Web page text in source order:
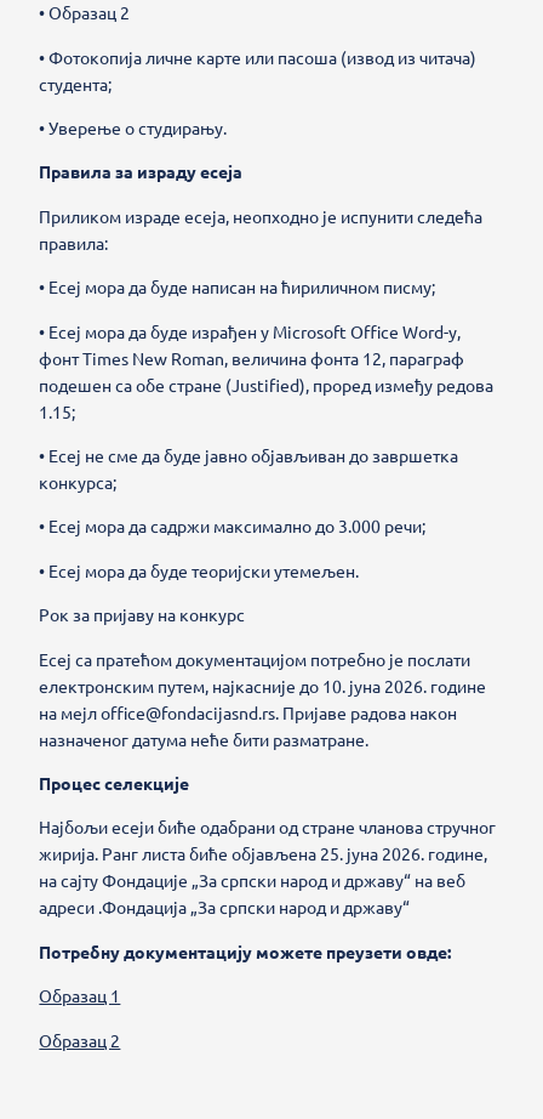
• Образац 2
• Фотокопија личне карте или пасоша (извод из читача)
студента;
• Уверење о студирању.
Правила за израду есеја
Приликом израде есеја, неопходно је испунити следећа
правила:
• Есеј мора да буде написан на ћириличном писму;
• Есеј мора да буде израђен у Microsoft Office Word-у,
фонт Times New Roman, величина фонта 12, параграф
подешен са обе стране (Justified), проред између редова
1.15;
• Есеј не сме да буде јавно објављиван до завршетка
конкурса;
• Есеј мора да садржи максимално до 3.000 речи;
• Есеј мора да буде теоријски утемељен.
Рок за пријаву на конкурс
Есеј са пратећом документацијом потребно је послати
електронским путем, најкасније до 10. јуна 2026. године
на мејл office@fondacijasnd.rs. Пријаве радова након
назначеног датума неће бити разматране.
Процес селекције
Најбољи есеји биће одабрани од стране чланова стручног
жирија. Ранг листа биће објављена 25. јуна 2026. године,
на сајту Фондације „За српски народ и државу“ на веб
адреси .Фондација „За српски народ и државу“
Потребну документацију можете преузети овде:
Образац 1
Образац 2